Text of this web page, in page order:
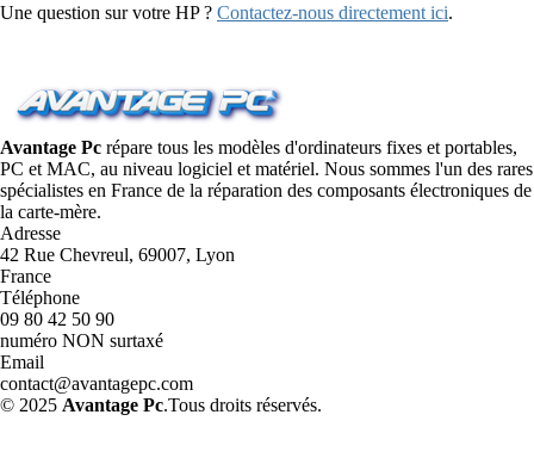
Une question sur votre HP ? Contactez-nous directement ici.
Avantage Pc répare tous les modèles d'ordinateurs fixes et portables,
PC et MAC, au niveau logiciel et matériel. Nous sommes l'un des rares
spécialistes en France de la réparation des composants électroniques de
la carte-mère.
Adresse
42 Rue Chevreul, 69007, Lyon
France
Téléphone
09 80 42 50 90
numéro NON surtaxé
Email
contact@avantagepc.com
© 2025 Avantage Pc.Tous droits réservés.